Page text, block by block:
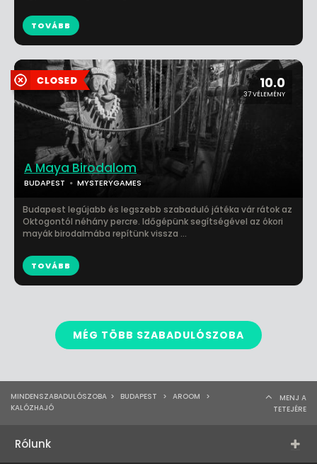
TOVÁBB
10.0
37 VÉLEMÉNY
A Maya Birodalom
BUDAPEST MYSTERYGAMES
Budapest legújabb és legszebb szabaduló játéka vár rátok az
Oktogontól néhány percre. Időgépünk segítségével az ókori
mayák birodalmába repítünk vissza ...
TOVÁBB
MÉG TÖBB SZABADULÓSZOBA
MINDENSZABADULÓSZOBA > BUDAPEST > AROOM
>
KALÓZHAJÓ
MENJ A
TETEJÉRE
Rólunk